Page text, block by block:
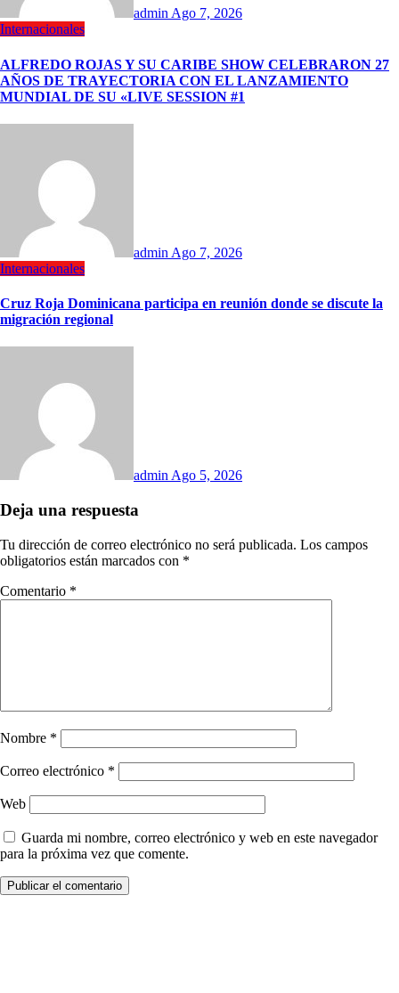
admin Ago 7, 2026
Internacionales
ALFREDO ROJAS Y SU CARIBE SHOW CELEBRARON 27
AÑOS DE TRAYECTORIA CON EL LANZAMIENTO
MUNDIAL DE SU «LIVE SESSION #1
admin Ago 7, 2026
Internacionales
Cruz Roja Dominicana participa en reunión donde se discute la
migración regional
admin Ago 5, 2026
Deja una respuesta
Tu dirección de correo electrónico no será publicada. Los campos
obligatorios están marcados con *
Comentario *
Nombre *
Correo electrónico *
Web
Guarda mi nombre, correo electrónico y web en este navegador
para la próxima vez que comente.